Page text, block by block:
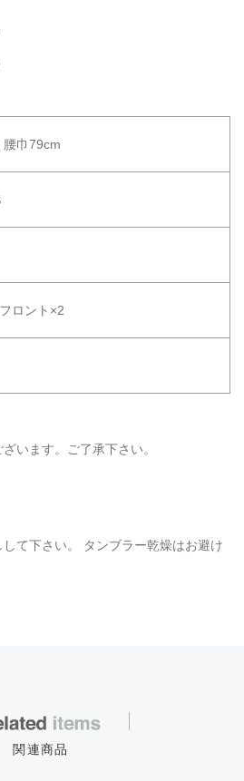
巾79cm
ロント×2
います。ご了承下さい。
て下さい。 タンブラー乾燥はお避け
関連商品